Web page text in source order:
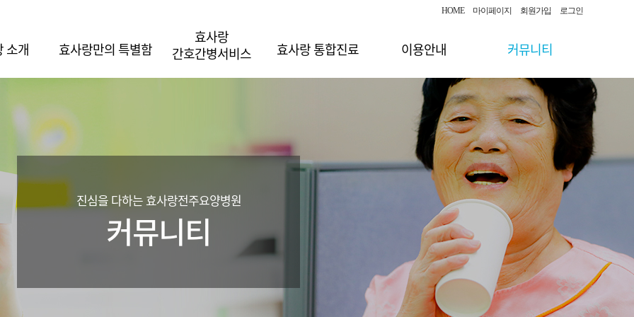
HOME 마이페이지 회원가입 로그인
소개 효사랑만의 특별함
효사랑
간호간병서비스
효사랑 통합진료 이용안내 커뮤니티
진심을 다하는 효사랑전주요양병원
커뮤니티